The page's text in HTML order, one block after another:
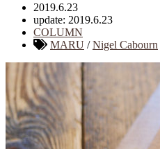
2019.6.23
update: 2019.6.23
COLUMN
MARU /Nigel Cabourn